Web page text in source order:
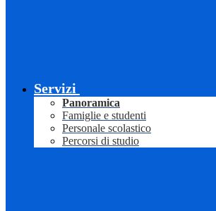
Servizi
Panoramica
Famiglie e studenti
Personale scolastico
Percorsi di studio